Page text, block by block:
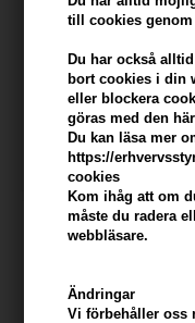
till cookies genom
Du har också
bort cookies i din
eller blockera
göras med den
Du kan läsa mer
https://
cookies
Kom ihåg att om
måste du radera
webbläsare.
Ändringar
Vi förbehåller oss
The Organic Pharmacy
Antioxidant Face Gel
562,00 SEK